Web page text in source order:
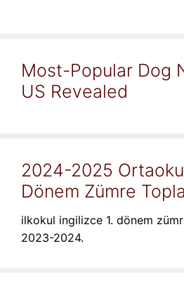
Most-Popular Dog
US Revealed
2024-2025
Dönem Zümre
ilkokul ingilizce 1. dönem
2023-2024.